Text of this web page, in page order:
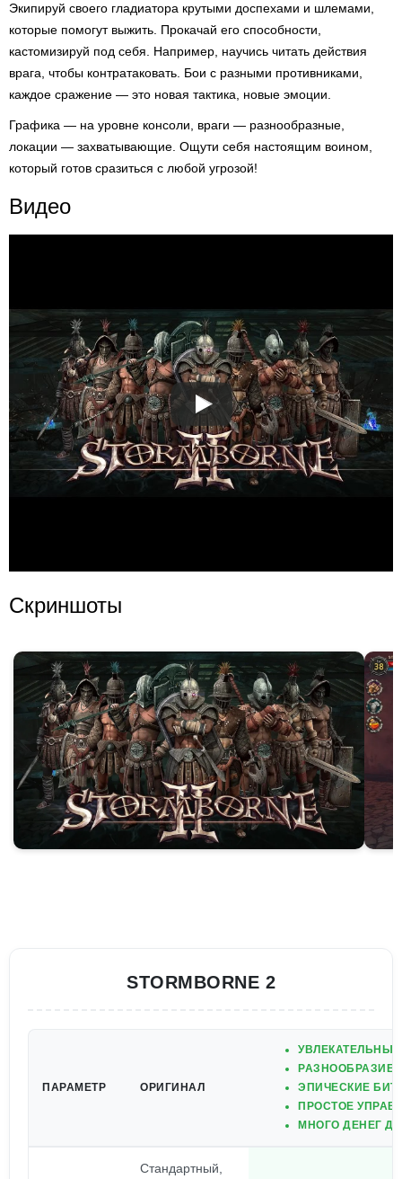
Экипируй своего гладиатора крутыми доспехами и шлемами,
которые помогут выжить. Прокачай его способности,
кастомизируй под себя. Например, научись читать действия
врага, чтобы контратаковать. Бои с разными противниками,
каждое сражение — это новая тактика, новые эмоции.
Графика — на уровне консоли, враги — разнообразные,
локации — захватывающие. Ощути себя настоящим воином,
который готов сразиться с любой угрозой!
Видео
Скриншоты
STORMBORNE 2
ПАРАМЕТР ОРИГИНАЛ
РАЗНООБРАЗИЕ
ЭПИЧЕСКИЕ
ПРОСТОЕ
МНОГО ДЕНЕГ
Стандартный,